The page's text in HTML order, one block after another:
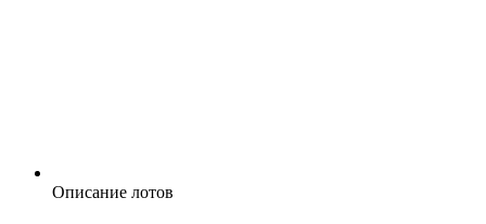
Описание лотов